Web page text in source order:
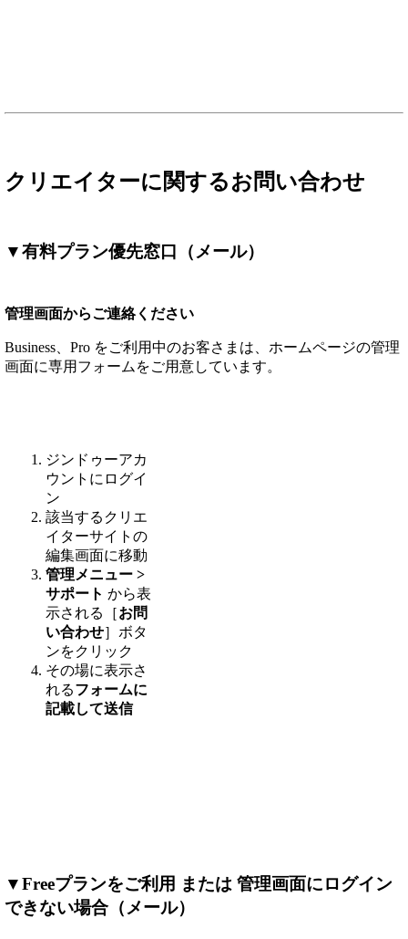
クリエイターに関するお問い合わせ
▼有料プラン優先窓口（メール）
管理画面からご連絡ください
Business、Pro をご利用中のお客さまは、ホームページの管理
画面に専用フォームをご用意しています。
ジンドゥーアカ
ウントにログイ
ン
該当するクリエ
イターサイトの
編集画面に移動
管理メニュー >
サポート から表
示される［お問
い合わせ］ボタ
ンをクリック
その場に表示さ
れるフォームに
記載して送信
▼Freeプランをご利用 または 管理画面にログイン
できない場合（メール）